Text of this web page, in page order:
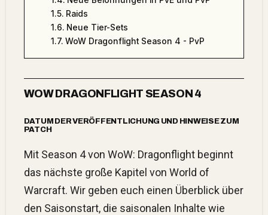
Raids
Neue Tier-Sets
WoW Dragonflight Season 4 - PvP
WOW DRAGONFLIGHT SEASON 4
DATUM DER VERÖFFENTLICHUNG UND HINWEISE ZUM
PATCH
Mit Season 4 von WoW: Dragonflight beginnt
das nächste große Kapitel von World of
Warcraft. Wir geben euch einen Überblick über
den Saisonstart, die saisonalen Inhalte wie